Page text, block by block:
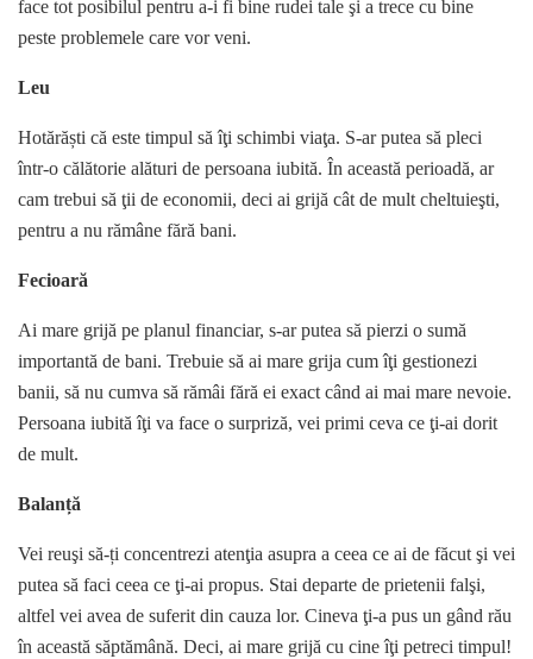
face tot posibilul pentru a-i fi bine rudei tale şi a trece cu bine
peste problemele care vor veni.
Leu
Hotărăști că este timpul să îţi schimbi viaţa. S-ar putea să pleci
într-o călătorie alături de persoana iubită. În această perioadă, ar
cam trebui să ţii de economii, deci ai grijă cât de mult cheltuieşti,
pentru a nu rămâne fără bani.
Fecioară
Ai mare grijă pe planul financiar, s-ar putea să pierzi o sumă
importantă de bani. Trebuie să ai mare grija cum îţi gestionezi
banii, să nu cumva să rămâi fără ei exact când ai mai mare nevoie.
Persoana iubită îţi va face o surpriză, vei primi ceva ce ţi-ai dorit
de mult.
Balanță
Vei reuşi să-ți concentrezi atenţia asupra a ceea ce ai de făcut şi vei
putea să faci ceea ce ţi-ai propus. Stai departe de prietenii falşi,
altfel vei avea de suferit din cauza lor. Cineva ţi-a pus un gând rău
în această săptămână. Deci, ai mare grijă cu cine îţi petreci timpul!